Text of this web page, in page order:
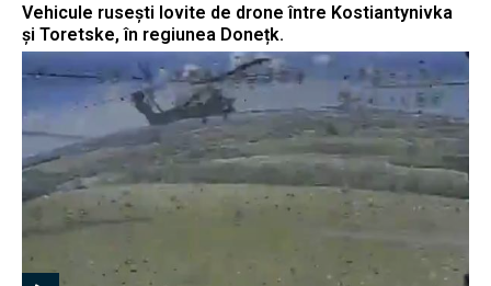
Vehicule rusești lovite de drone între Kostiantynivka
și Toretske, în regiunea Donețk.